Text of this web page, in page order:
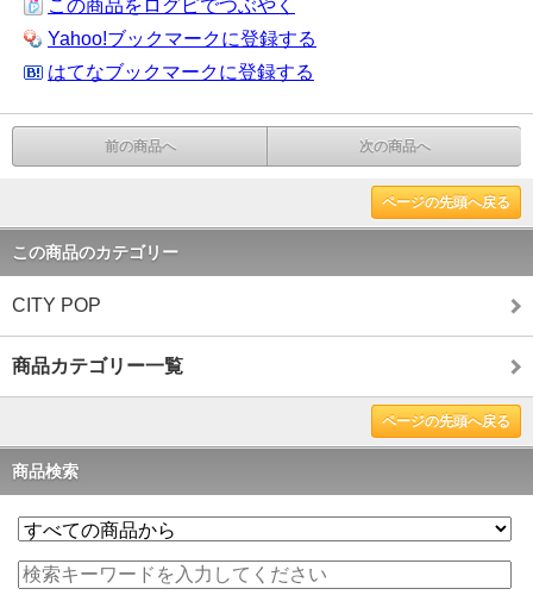
この商品をログピでつぶやく
Yahoo!ブックマークに登録する
はてなブックマークに登録する
前の商品へ 次の商品へ
ページの先頭へ戻る
この商品のカテゴリー
CITY POP
商品カテゴリー一覧
ページの先頭へ戻る
商品検索